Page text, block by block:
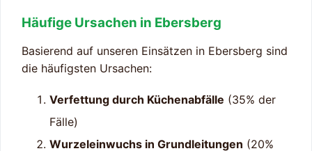
Häufige Ursachen in Ebersberg
Basierend auf unseren Einsätzen in Ebersberg sind
die häufigsten Ursachen:
Verfettung durch Küchenabfälle (35% der
Fälle)
Wurzeleinwuchs in Grundleitungen (20%